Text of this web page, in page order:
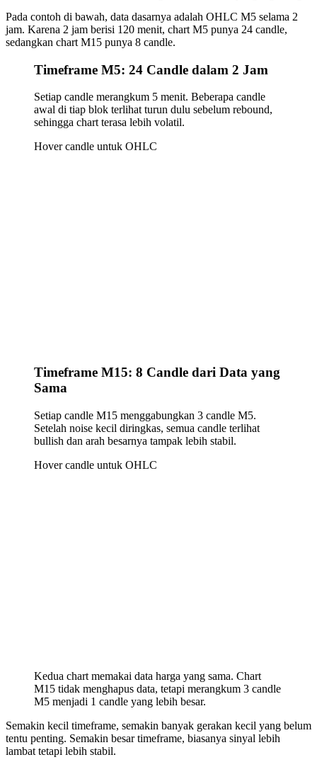
Pada contoh di bawah, data dasarnya adalah OHLC M5 selama 2
jam. Karena 2 jam berisi 120 menit, chart M5 punya 24 candle,
sedangkan chart M15 punya 8 candle.
Timeframe M5: 24 Candle dalam 2 Jam
Setiap candle merangkum 5 menit. Beberapa candle
awal di tiap blok terlihat turun dulu sebelum rebound,
sehingga chart terasa lebih volatil.
Hover candle untuk OHLC
Timeframe M15: 8 Candle dari Data yang
Sama
Setiap candle M15 menggabungkan 3 candle M5.
Setelah noise kecil diringkas, semua candle terlihat
bullish dan arah besarnya tampak lebih stabil.
Hover candle untuk OHLC
Kedua chart memakai data harga yang sama. Chart
M15 tidak menghapus data, tetapi merangkum 3 candle
M5 menjadi 1 candle yang lebih besar.
Semakin kecil timeframe, semakin banyak gerakan kecil yang belum
tentu penting. Semakin besar timeframe, biasanya sinyal lebih
lambat tetapi lebih stabil.